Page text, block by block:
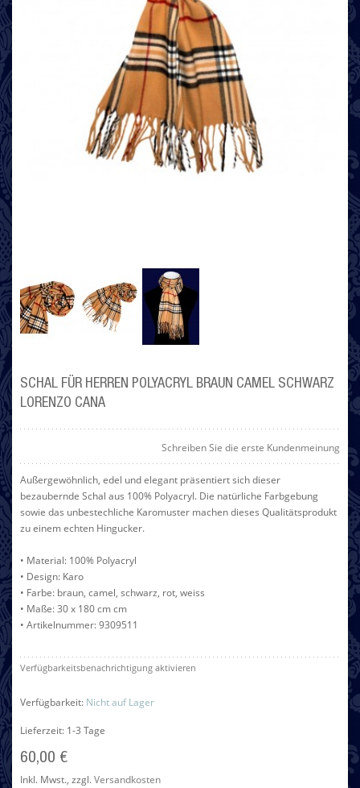
SCHAL FÜR HERREN POLYACRYL BRAUN CAMEL SCHWARZ
LORENZO CANA
Schreiben Sie die erste Kundenmeinung
Außergewöhnlich, edel und elegant präsentiert sich dieser
bezaubernde Schal aus 100% Polyacryl. Die natürliche Farbgebung
sowie das unbestechliche Karomuster machen dieses Qualitätsprodukt
zu einem echten Hingucker.
• Material: 100% Polyacryl
• Design: Karo
• Farbe: braun, camel, schwarz, rot, weiss
• Maße: 30 x 180 cm cm
• Artikelnummer: 9309511
Verfügbarkeitsbenachrichtigung aktivieren
Verfügbarkeit: Nicht auf Lager
Lieferzeit: 1-3 Tage
60,00 €
Inkl. Mwst., zzgl.Versandkosten